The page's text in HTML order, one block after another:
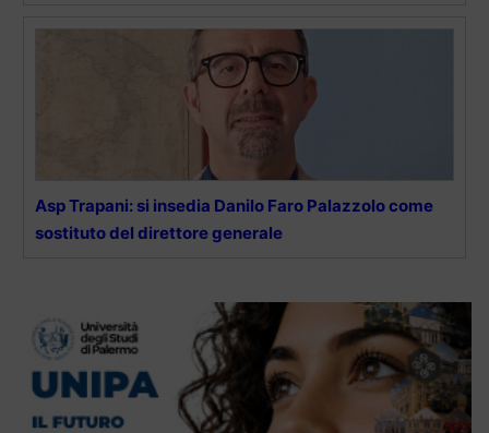
Asp Trapani: si insedia Danilo Faro Palazzolo come
sostituto del direttore generale